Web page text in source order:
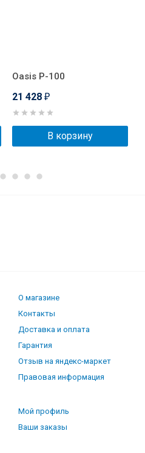
Oasis P-100
21 428 ₽
В корзину
О магазине
Контакты
Доставка и оплата
Гарантия
Отзыв на яндекс-маркет
Правовая информация
Мой профиль
Ваши заказы